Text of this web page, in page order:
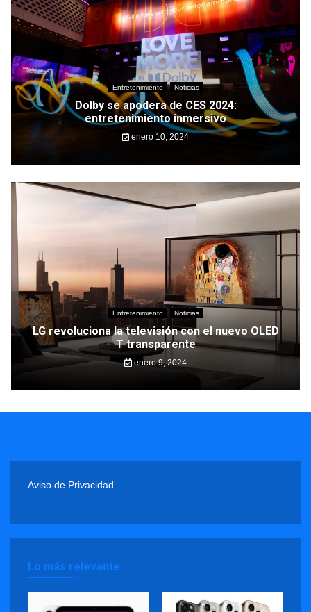
Entretenimiento Noticias
Dolby se apodera de CES 2024:
entretenimiento inmersivo
enero 10, 2024
Entretenimiento Noticias
LG revoluciona la televisión con el nuevo OLED
T transparente
enero 9, 2024
Aviso de Privacidad
Lo más relevante